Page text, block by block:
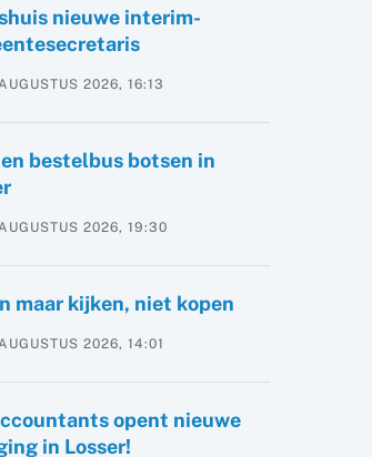
nieuwe interim-
2026, 16:13
bestelbus botsen in
2026, 19:30
maar kijken, niet kopen
2026, 14:01
opent nieuwe
in Losser!